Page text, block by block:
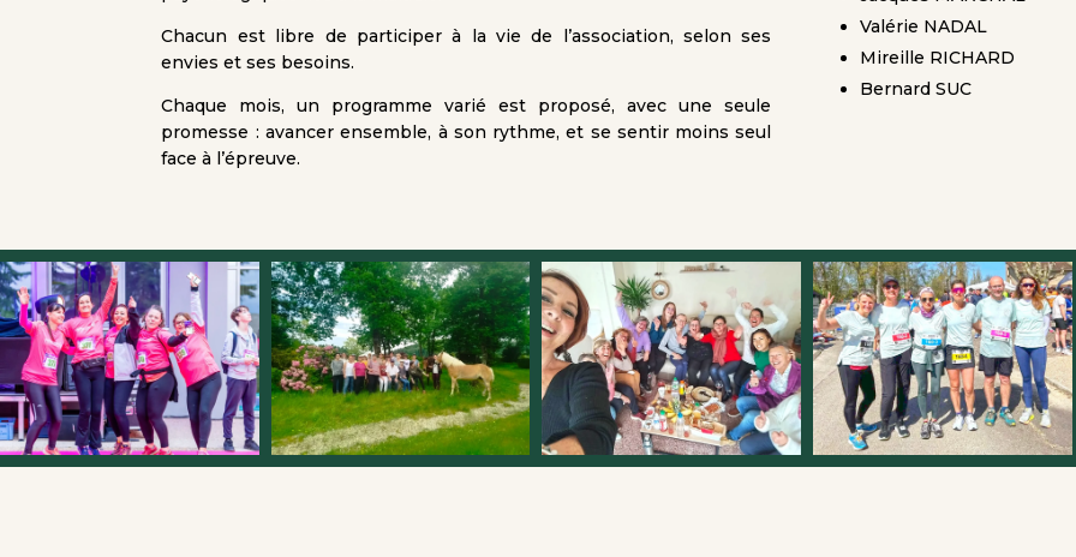
Chacun est libre de participer à la vie de l’association, selon ses
envies et ses besoins.
Chaque mois, un programme varié est proposé, avec une seule
promesse : avancer ensemble, à son rythme, et se sentir moins seul
face à l’épreuve.
Valérie NADAL
Mireille RICHARD
Bernard SUC